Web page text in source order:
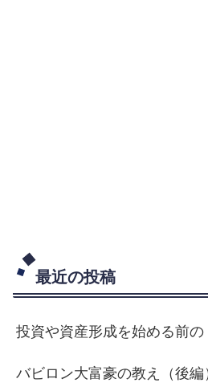
最近の投稿
投資や資産形成を始める前の
バビロン大富豪の教え（後